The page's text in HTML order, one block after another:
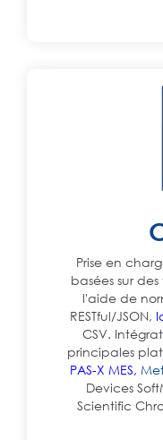
Prise en
basées sur
l'aide de
RESTful/JSON,
CSV.
principales
PAS-X MES,
Devices
Scientific